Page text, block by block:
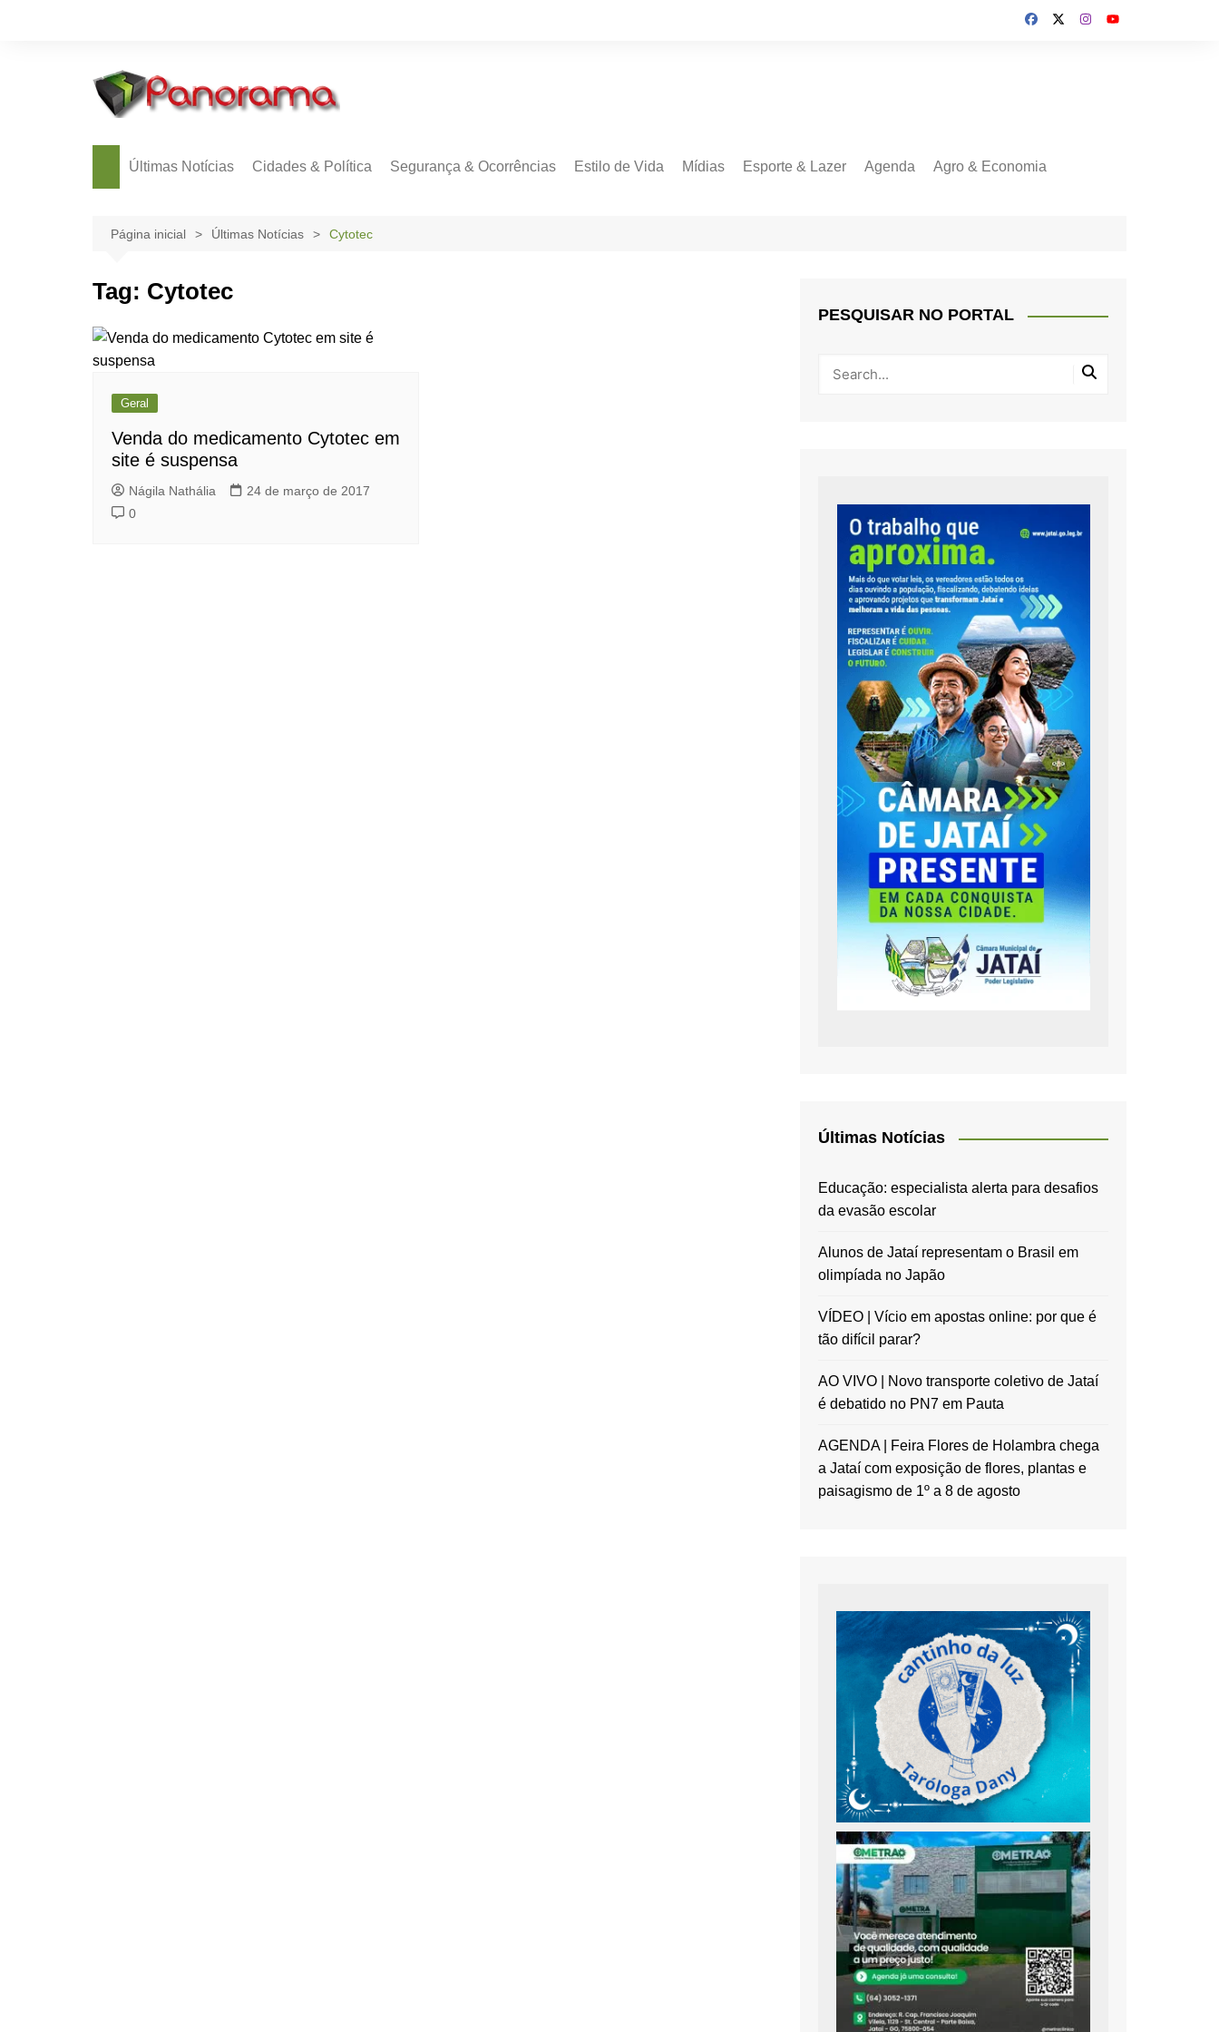
Últimas Notícias Cidades & Política Segurança & Ocorrências Estilo de Vida Mídias Esporte & Lazer Agenda Agro & Economia
Página inicial Últimas Notícias Cytotec
Tag: Cytotec
Geral
Venda do medicamento Cytotec em
site é suspensa
Nágila Nathália
24 de março de 2017
0
PESQUISAR NO PORTAL
Últimas Notícias
Educação: especialista alerta para desafios
da evasão escolar
Alunos de Jataí representam o Brasil em
olimpíada no Japão
VÍDEO | Vício em apostas online: por que é
tão difícil parar?
AO VIVO | Novo transporte coletivo de Jataí
é debatido no PN7 em Pauta
AGENDA | Feira Flores de Holambra chega
a Jataí com exposição de flores, plantas e
paisagismo de 1º a 8 de agosto